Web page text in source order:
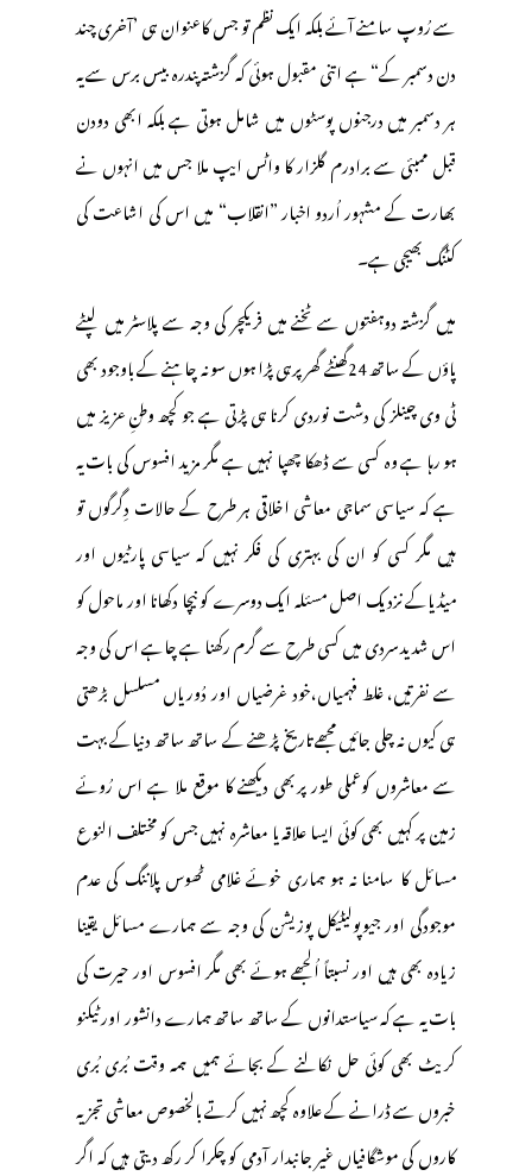
سے رُوپ سامنے آئے بلکہ ایک نظم تو جس کاعنوان ہی ’آخری چند
دن دسمبر کے“ ہے اتنی مقبول ہوئی کہ گزشتہ پندرہ بیس برس سے یہ
ہر دسمبر میں درجنوں پوسٹوں میں شامل ہوتی ہے بلکہ ابھی دودن
قبل ممبئی سے برادرم گلزار کا واٹس ایپ ملا جس میں انہوں نے
بھارت کے مشہور اُردو اخبار ”انقلاب“ میں اس کی اشاعت کی
کٹنگ بھیجی ہے۔
میں گزشتہ دوہفتوں سے ٹخنے میں فریکچر کی وجہ سے پلاسٹر میں لپٹے
پاؤں کے ساتھ 24گھنٹے گھر پرہی پڑا ہوں سو نہ چاہنے کے باوجود بھی
ٹی وی چینلز کی دشت نوردی کرنا ہی پڑتی ہے جو کچھ وطنِ عزیز میں
ہو رہا ہے وہ کسی سے ڈھکا چھپا نہیں ہے مگر مزید افسوس کی بات یہ
ہے کہ سیاسی سماجی معاشی اخلاقی ہر طرح کے حالات دِگرگوں تو
ہیں مگر کسی کو ان کی بہتری کی فکر نہیں کہ سیاسی پارٹیوں اور
میڈیاکے نزدیک اصل مسئلہ ایک دوسرے کو نیچا دکھانا اور ماحول کو
اس شدید سردی میں کسی طرح سے گرم رکھنا ہے چاہے اس کی وجہ
سے نفرتیں، غلط فہمیاں،خود غرضیاں اور دُوریاں مسلسل بڑھتی
ہی کیوں نہ چلی جائیں مجھے تاریخ پڑھنے کے ساتھ ساتھ دنیاکے بہت
سے معاشروں کوعملی طور پربھی دیکھنے کا موقع ملا ہے اس رُوئے
زمین پر کہیں بھی کوئی ایسا علاقہ یا معاشرہ نہیں جس کو مختلف النوع
مسائل کا سامنا نہ ہو ہماری خوئے غلامی ٹھوس پلاننگ کی عدم
موجودگی اور جیوپولیٹیکل پوزیشن کی وجہ سے ہمارے مسائل یقینا
زیادہ بھی ہیں اور نسبتاً اُلجھے ہوئے بھی مگر افسوس اور حیرت کی
بات یہ ہے کہ سیاستدانوں کے ساتھ ساتھ ہمارے دانشور اور ٹیکنو
کریٹ بھی کوئی حل نکالنے کے بجائے ہمیں ہمہ وقت بُری بُری
خبروں سے ڈرانے کے علاوہ کچھ نہیں کرتے بالخصوص معاشی تجزیہ
کاروں کی موشگافیاں غیر جانبدار آدمی کو چکرا کر رکھ دیتی ہیں کہ اگر